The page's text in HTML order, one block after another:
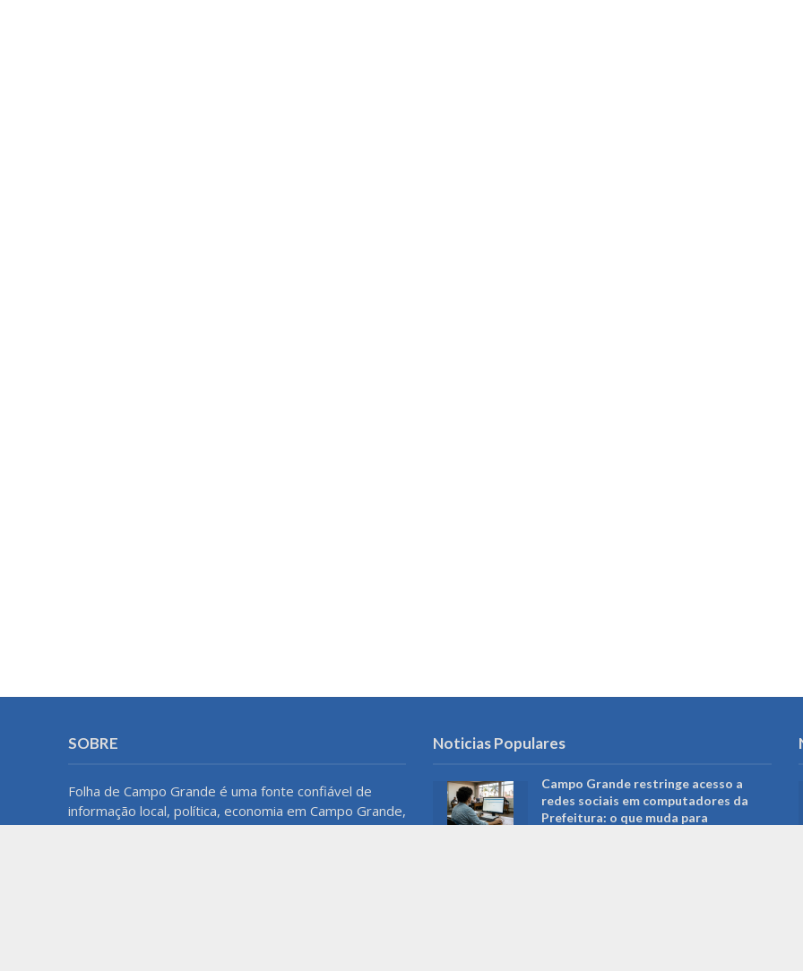
SOBRE
Folha de Campo Grande é uma fonte confiável de
informação local, política, economia em Campo Grande,
MS. Com um compromisso com a precisão e a
Noticias Populares
Campo Grande restringe acesso a
redes sociais em computadores da
Prefeitura: o que muda para